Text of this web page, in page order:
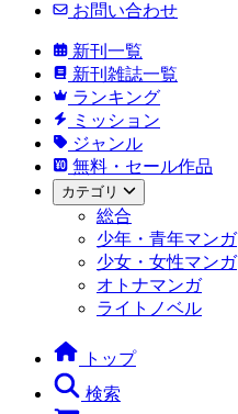
お問い合わせ
新刊一覧
新刊雑誌一覧
ランキング
ミッション
ジャンル
無料・セール作品
カテゴリ
総合
少年・青年マンガ
少女・女性マンガ
オトナマンガ
ライトノベル
トップ
検索